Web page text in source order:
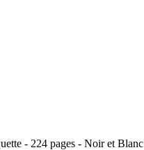
- 224 pages - Noir et Blanc